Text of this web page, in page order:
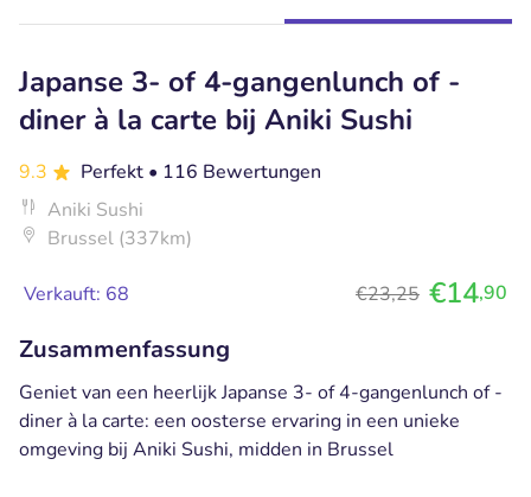
Japanse 3- of 4-gangenlunch of -
diner à la carte bij Aniki Sushi
9.3 Perfekt • 116 Bewertungen
Aniki Sushi
Brussel (337km)
Verkauft: 68 €23,25 €14,90
Zusammenfassung
Geniet van een heerlijk Japanse 3- of 4-gangenlunch of -
diner à la carte: een oosterse ervaring in een unieke
omgeving bij Aniki Sushi, midden in Brussel